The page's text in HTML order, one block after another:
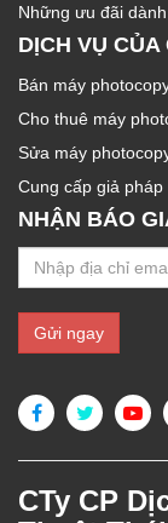
Những ưu đãi
DỊCH VỤ CỦA
Bán máy
Cho thuê máy
Sửa máy
Cung cấp giả
NHẬN BÁO
CTy CP